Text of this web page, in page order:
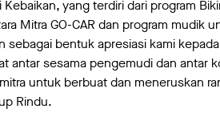
yang terdiri dari program
Mitra GO-CAR dan program mudik
sebagai bentuk apresiasi kami
antar sesama pengemudi dan antar
untuk berbuat dan meneruskan
Rindu.